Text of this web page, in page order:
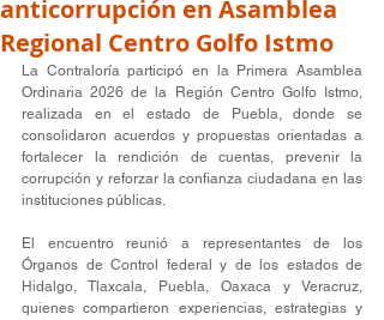
anticorrupción en Asamblea
Regional Centro Golfo Istmo
La Contraloría participó en la Primera Asamblea
Ordinaria 2026 de la Región Centro Golfo Istmo,
realizada en el estado de Puebla, donde se
consolidaron acuerdos y propuestas orientadas a
fortalecer la rendición de cuentas, prevenir la
corrupción y reforzar la confianza ciudadana en las
instituciones públicas.
El encuentro reunió a representantes de los
Órganos de Control federal y de los estados de
Hidalgo, Tlaxcala, Puebla, Oaxaca y Veracruz,
quienes compartieron experiencias, estrategias y